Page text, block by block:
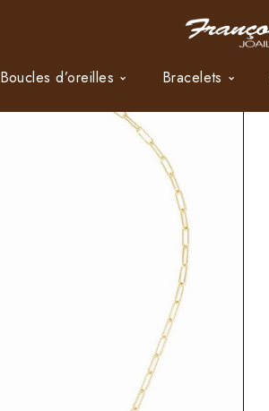
Boucles d’oreilles Bracelets